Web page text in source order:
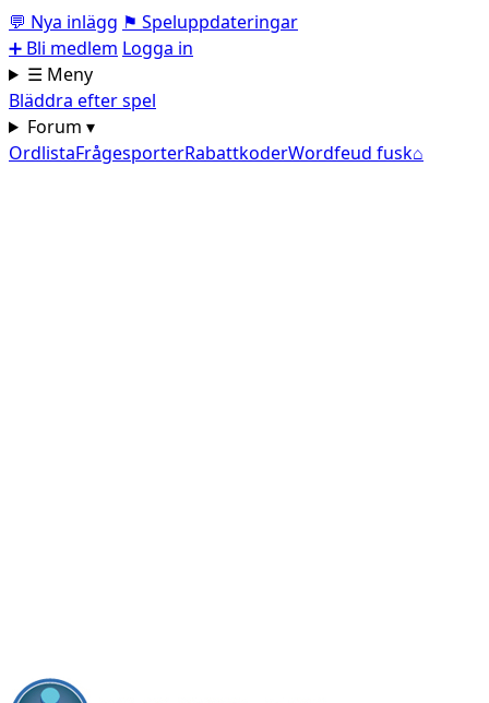
💬 Nya inlägg ⚑ Speluppdateringar
➕ Bli medlem Logga in
☰ Meny
Bläddra efter spel
Forum ▾
OrdlistaFrågesporterRabattkoderWordfeud fusk⌂